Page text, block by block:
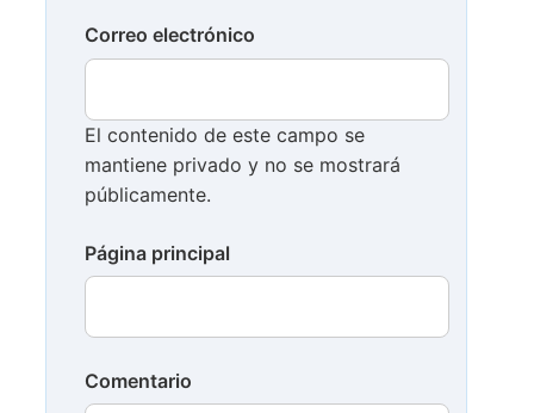
Correo electrónico
El contenido de este campo se
mantiene privado y no se mostrará
públicamente.
Página principal
Comentario